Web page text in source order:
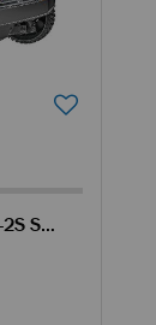
TRAXXAS MINI SLASH BL-2S SHORT COURSE RC 4WD 1/14 BRUSHLESS ORANGE - 108164-1